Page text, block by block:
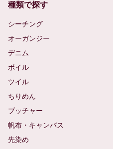
種類で探す
シーチング
オーガンジー
デニム
ボイル
ツイル
ちりめん
ブッチャー
帆布・キャンバス
先染め